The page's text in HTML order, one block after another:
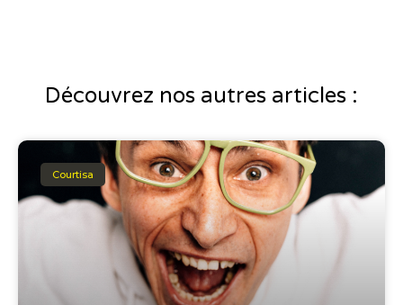
Découvrez nos autres articles :
Courtisa